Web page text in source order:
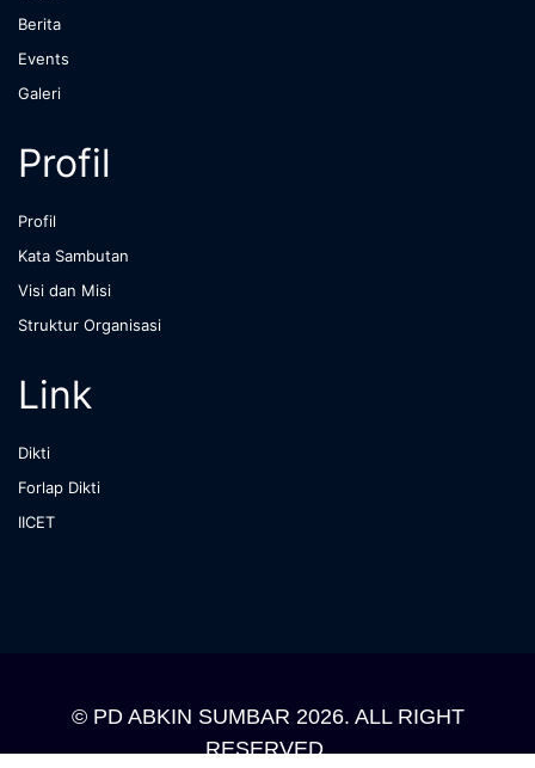
Berita
Events
Galeri
Profil
Profil
Kata Sambutan
Visi dan Misi
Struktur Organisasi
Link
Dikti
Forlap Dikti
IICET
© PD ABKIN SUMBAR 2026. ALL RIGHT
RESERVED.